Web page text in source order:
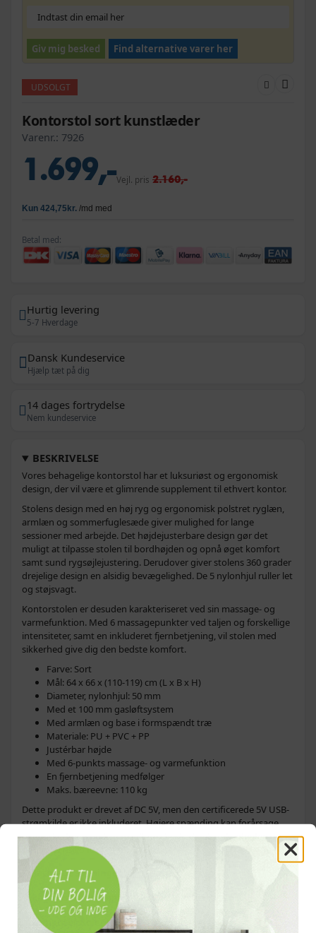
Giv mig besked Find alternative varer her
UDSOLGT
Kontorstol sort kunstlæder
Varenr.: 7926
1.699,-Vejl. pris 2.160,-
Betal med:
Hurtig levering
5-7 Hverdage
Dansk Kundeservice
Hjælp tæt på dig
14 dages fortrydelse
Nem kundeservice
BESKRIVELSE
Vores behagelige kontorstol har et luksuriøst og ergonomisk
design, der vil være et glimrende supplement til ethvert kontor.
Stolens design med en høj ryg og ergonomisk polstret ryglæn,
armlæn og sommerfuglesæde giver mulighed for lange
sessioner med arbejde. Det højdejusterbare design gør det
muligt at tilpasse stolen til bordhøjden og opnå øget komfort
samt sund rygsøjlejustering. Derudover giver stolens 360 grader
drejelige design en alsidig bevægelighed. De 5 nylonhjul ruller let
og støjsvagt.
Kontorstolen er desuden karakteriseret ved sin massage- og
varmefunktion. Med 6 massagepunkter ved taljen og forskellige
intensiteter, samt en inkluderet fjernbetjening, vil stolen med
sikkerhed give dig den bedste komfort.
Farve: Sort
Mål: 64 x 66 x (110-119) cm (L x B x H)
Diameter, nylonhjul: 50 mm
Med et 100 mm gasløftsystem
Med armlæn og base i formspændt træ
Materiale: PU + PVC + PP
Justérbar højde
Med 6-punkts massage- og varmefunktion
En fjernbetjening medfølger
Maks. bæreevne: 110 kg
Dette produkt er drevet af DC 5V, men den certificerede 5V USB-
strømkilde er ikke inkluderet. Højere spænding kan forårsage
overophedning og kan resultere i beskadigelse af enheden og
potentiel risiko for brand.
Relaterede søgninger
kontorstol
kontorstole
computerstole
lænestol